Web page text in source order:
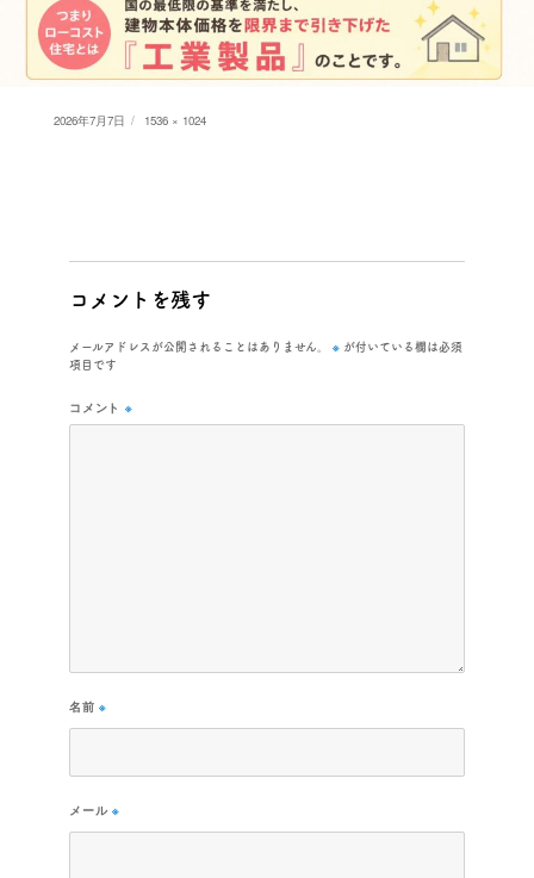
Posted
2026年7月7日
Full
1536 × 1024
コメントを残す
メールアドレスが公開されることはありません。 ※ が付いている欄は必須
項目です
コメント ※
名前※
メール※